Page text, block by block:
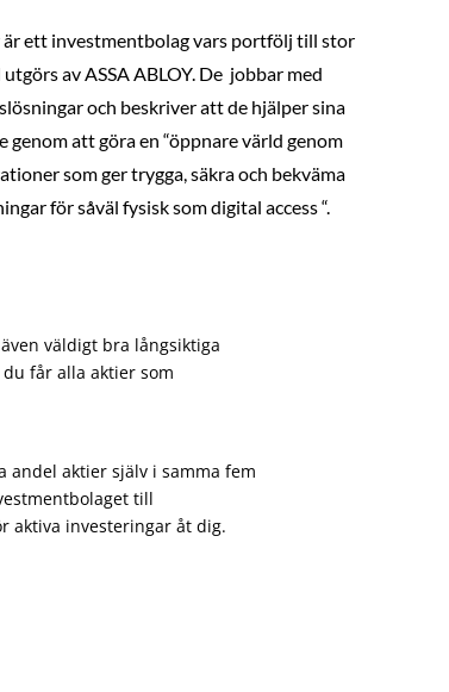
är ett investmentbolag vars portfölj till stor
utgörs av ASSA ABLOY. De jobbar med
och beskriver att de hjälper sina
genom att göra en “öppnare värld genom
som ger trygga, säkra och bekväma
för såväl fysisk som digital access “.
väldigt bra långsiktiga
får alla aktier som
andel aktier själv i samma fem
till
aktiva investeringar åt dig.